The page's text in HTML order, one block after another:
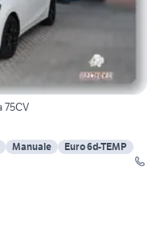
75CV
Manuale
Euro 6d-TEMP